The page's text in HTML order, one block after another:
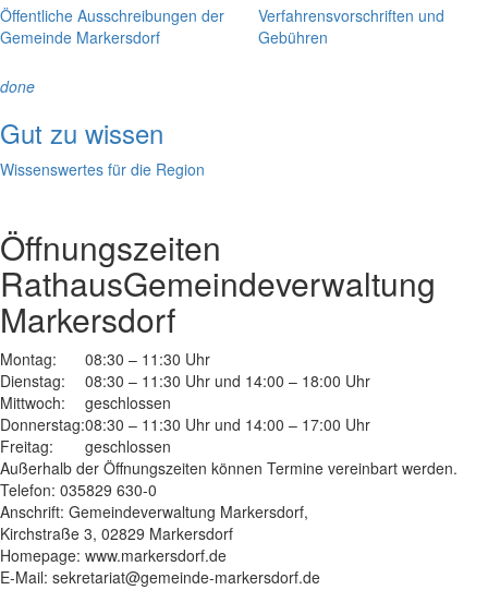
Öffentliche Ausschreibungen der
Gemeinde Markersdorf
Verfahrensvorschriften und
Gebühren
done
Gut zu wissen
Wissenswertes für die Region
Öffnungszeiten
RathausGemeindeverwaltung
Markersdorf
Montag:
08:30 – 11:30 Uhr
Dienstag:
08:30 – 11:30 Uhr und 14:00 – 18:00 Uhr
Mittwoch:
geschlossen
Donnerstag:08:30 – 11:30 Uhr und 14:00 – 17:00 Uhr
Freitag:
geschlossen
Außerhalb der Öffnungszeiten können Termine vereinbart werden.
Telefon: 035829 630-0
Anschrift: Gemeindeverwaltung Markersdorf,
Kirchstraße 3, 02829 Markersdorf
Homepage: www.markersdorf.de
E-Mail: sekretariat@gemeinde-markersdorf.de